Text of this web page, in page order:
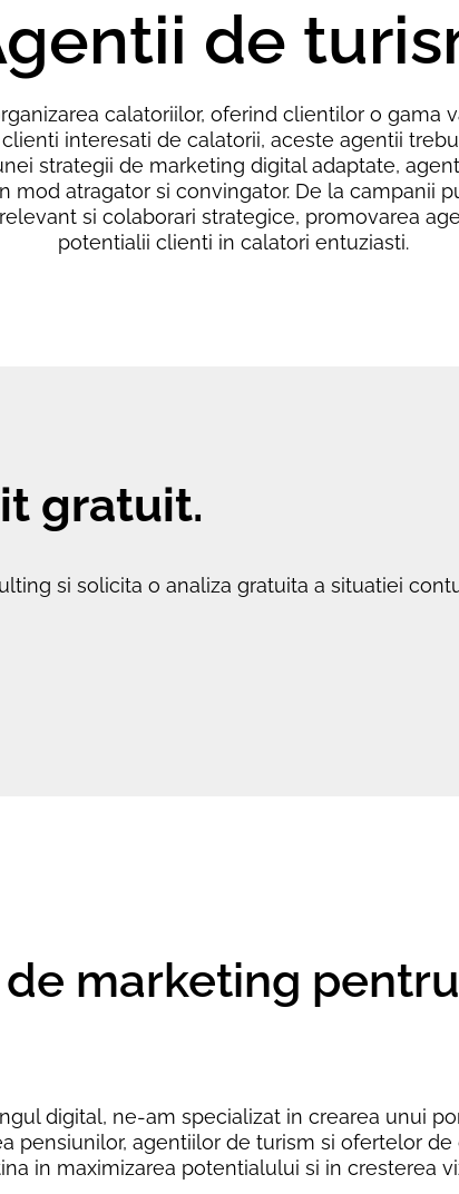
de
calatoriilor, oferind clientilor o gama
interesati de calatorii, aceste agentii
strategii de marketing digital adaptate,
mod atragator si convingator. De la campanii
si colaborari strategice, promovarea
potentialii clienti in calatori entuziasti.
gratuit.
si solicita o analiza gratuita a situatiei
marketing
digital, ne-am specializat in crearea unui
pensiunilor, agentiilor de turism si ofertelor de
in maximizarea potentialului si in cresterea